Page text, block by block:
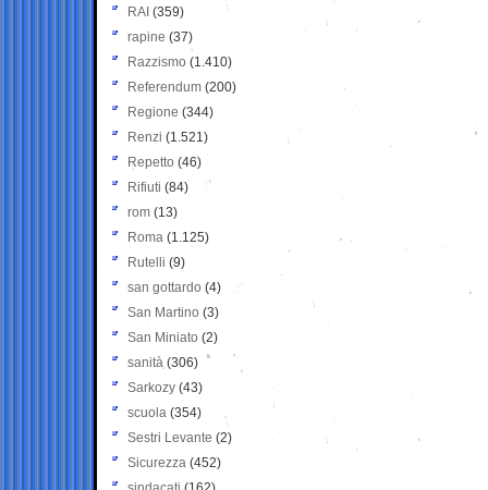
RAI (359)
rapine (37)
Razzismo (1.410)
Referendum (200)
Regione (344)
Renzi (1.521)
Repetto (46)
Rifiuti (84)
rom (13)
Roma (1.125)
Rutelli (9)
san gottardo (4)
San Martino (3)
San Miniato (2)
sanità (306)
Sarkozy (43)
scuola (354)
Sestri Levante (2)
Sicurezza (452)